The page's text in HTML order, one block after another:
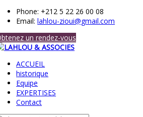
Phone: +212 5 22 26 00 08
Email:lahlou-zioui@gmail.com
un rendez-vous
ACCUEIL
historique
Equipe
EXPERTISES
Contact